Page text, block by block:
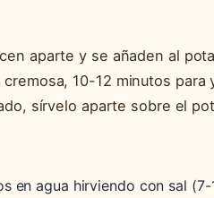
aparte y se añaden al
10-12 minutos
sírvelo aparte sobre el
en agua hirviendo con sal